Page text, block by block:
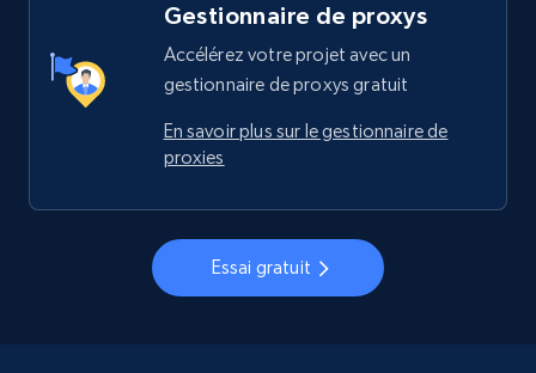
Gestionnaire de proxys
Accélérez votre projet avec un
gestionnaire de proxys gratuit
En savoir plus sur le gestionnaire de
proxies
Essai gratuit